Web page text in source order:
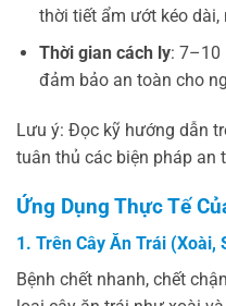
thời tiết ẩm ướt kéo
Thời gian cách ly: 7–10
đảm bảo an toàn cho
Lưu ý: Đọc kỹ hướng dẫn
tuân thủ các biện pháp an
Ứng Dụng Thực Tế
1. Trên Cây Ăn Trái (Xoài,
Bệnh chết nhanh, chết